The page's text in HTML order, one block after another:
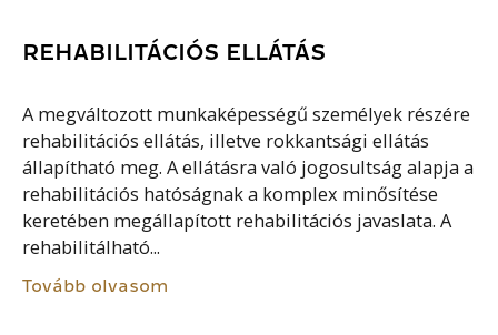
REHABILITÁCIÓS ELLÁTÁS
A megváltozott munkaképességű személyek részére
rehabilitációs ellátás, illetve rokkantsági ellátás
állapítható meg. A ellátásra való jogosultság alapja a
rehabilitációs hatóságnak a komplex minősítése
keretében megállapított rehabilitációs javaslata. A
rehabilitálható...
Tovább olvasom